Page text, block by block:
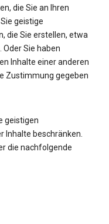
die Sie an Ihren
geistige
die Sie erstellen, etwa
Sie haben
Inhalte einer anderen
Zustimmung gegeben
geistigen
Inhalte beschränken.
die nachfolgende